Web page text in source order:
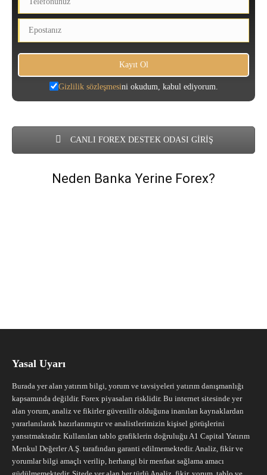
Gizlilik sözleşmesini okudum, kabul ediyorum.
CANLI FOREX DESTEK ODASI GİRİŞ
Neden Banka Yerine Forex?
Yasal Uyarı
Burada yer alan yatırım bilgi, yorum ve tavsiyeleri yatırım danışmanlığı
kapsamında değildir. Forex piyasaları risklidir. Bu internet sitesinde yer
alan yorum, analiz ve fikirler güvenilir olduğuna inanılan kaynaklardan
yararlanılarak hazırlanmıştır ve analistlerimizin kişisel görüşlerini
yansıtmaktadır. Kullanılan tablo grafiklerin doğruluğu A1 Capital Yatırım
Menkul Değerler A.Ş. tarafından garanti edilmemektedir. Analiz, fikir ve
yorumlar bilgi amaçlı verilip, herhangi bir menfaat sağlama amacı